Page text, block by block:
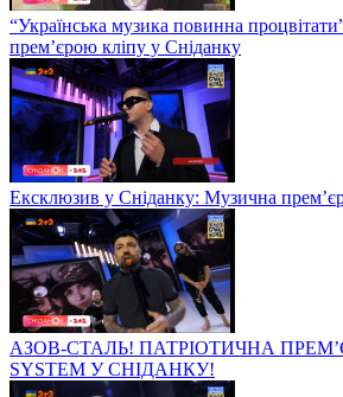
“Українська музика повинна
прем’єрою кліпу у Сніданку
Ексклюзив у Сніданку: Музична
АЗОВ-СТАЛЬ! ПАТРІОТИЧНА
SYSTEM У СНІДАНКУ!